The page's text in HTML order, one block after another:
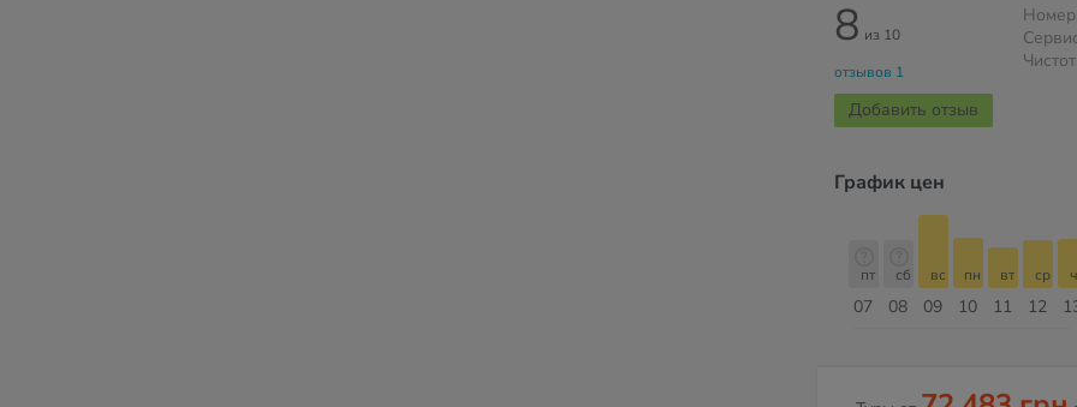
8 из 10
отзывов 1
Добавить отзыв
График цен
07
пт
08
сб
09
вс
10
пн
11
вт
12
ср